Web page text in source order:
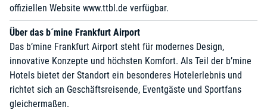
offiziellen Website www.ttbl.de verfügbar.
Über das b´mine Frankfurt Airport
Das b’mine Frankfurt Airport steht für modernes Design,
innovative Konzepte und höchsten Komfort. Als Teil der b’mine
Hotels bietet der Standort ein besonderes Hotelerlebnis und
richtet sich an Geschäftsreisende, Eventgäste und Sportfans
gleichermaßen.